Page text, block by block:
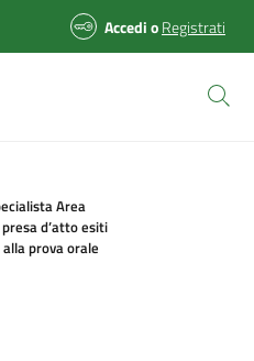
AccedioRegistrati
Area
d’atto esiti
prova orale